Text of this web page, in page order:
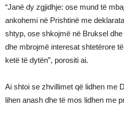
“Janë dy zgjidhje: ose mund të
ankohemi në Prishtinë me
shtyp, ose shkojmë në Bruksel
dhe mbrojmë interesat shtetërore
ketë të dytën”, porositi ai.
Ai shtoi se zhvillimet që lidhen me
lihen anash dhe të mos lidhen me